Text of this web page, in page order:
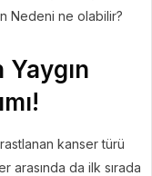
Nedeni ne olabilir?
kanser türü
arasında da ilk sırada